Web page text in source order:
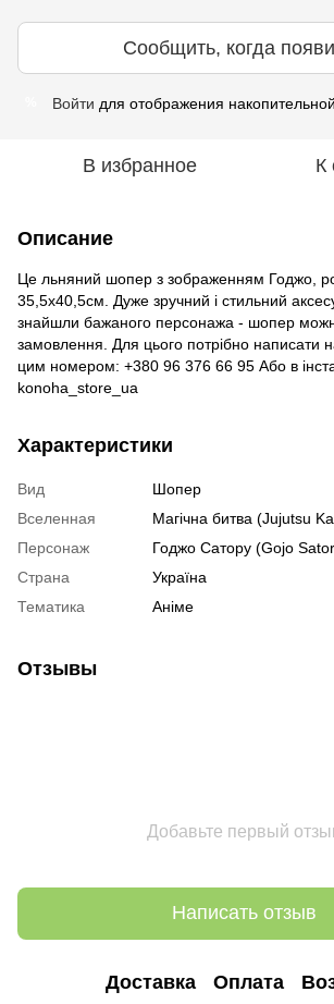
Сообщить, когда
Войти для отображения
В избранное К
Описание
Це льняний шопер з зображенням Годжо,
35,5х40,5см. Дуже зручний і стильний
знайшли бажаного персонажа - шопер
замовлення. Для цього потрібно написати
цим номером: +380 96 376 66 95 Або в
konoha_store_ua
Характеристики
Вид
Шопер
Вселенная
Магічна битва (Jujutsu
Персонаж
Годжо Сатору (Gojo
Страна
Україна
Тематика
Аніме
Отзывы
Добавьте первый
Написать отзыв
Доставка Оплата